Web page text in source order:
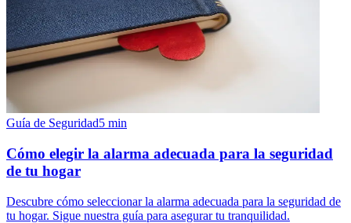
Guía de Seguridad5 min
Cómo elegir la alarma adecuada para la seguridad
de tu hogar
Descubre cómo seleccionar la alarma adecuada para la seguridad de
tu hogar. Sigue nuestra guía para asegurar tu tranquilidad.